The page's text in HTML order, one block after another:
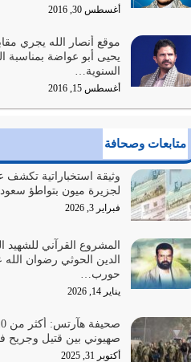
والرزق والاستبشار والنجاة والخلود
يوليو 29, 2026
هل نحن من الصالحين؟ قيِّم نفسك هنا
على أصله وأعرض نفسك، وأعرض ما
يوليو 27, 2026
عندما يكون عدوك هو عدو الله معناه
الضعف فيه كثيرة وسينصرك الله عليه
يوليو 26, 2026
أراد الله لهذه الأمة ان تكون خير امة
بالنهوض بالأمر بالمعروف والنهي
يوليو 25, 2026
أغسطس 30, 2016
موقع أنصار الله يجري
يحيى أبو عواضة بمناسبة
السنوية…
أغسطس 15, 2016
متابعات وصحافة
وثيقة استخباراتية تكشف
لجزيرة ميون بتواطؤ
فبراير 3, 2026
المشروع القرآني للشهيد
الدين الحوثي رضوان
حورب…
يناير 14, 2026
صهيوني بين قتيل وجريح
أكتوبر 31, 2025